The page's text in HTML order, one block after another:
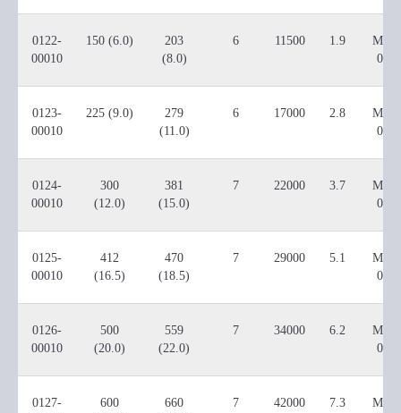
0122-
00010
150 (6.0)
203
(8.0)
6 11500 1.9
0014
0123-
00010
225 (9.0)
279
(11.0)
6 17000 2.8
0015
0124-
00010
300
(12.0)
381
(15.0)
7 22000 3.7
0023
0125-
00010
412
(16.5)
470
(18.5)
7 29000 5.1
0024
0126-
00010
500
(20.0)
559
(22.0)
7 34000 6.2
0025
0127-
600
660
7 42000 7.3